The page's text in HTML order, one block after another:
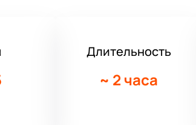
Длительность
~ 2 часа